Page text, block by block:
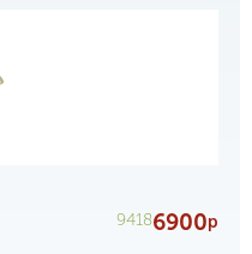
94186900р